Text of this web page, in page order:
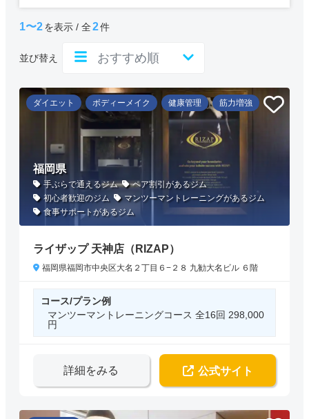
1〜2を表示 / 全2件
並び替え
ダイエット ボディーメイク 健康管理 筋力増強
福岡県
手ぶらで通えるジム
ペア割引があるジム
初心者歓迎のジム
マンツーマントレーニングがあるジム
食事サポートがあるジム
ライザップ 天神店（RIZAP）
福岡県福岡市中央区大名２丁目６−２８ 九勧大名ビル ６階
コース/プラン例
マンツーマントレーニングコース 全16回 298,000
円
詳細をみる 公式サイト